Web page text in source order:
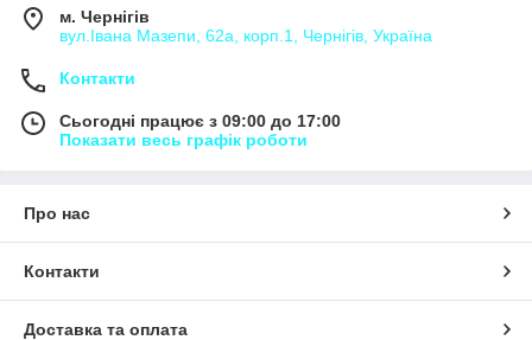
м. Чернігів
вул.Івана Мазепи, 62а, корп.1, Чернігів, Україна
Контакти
Сьогодні працює з 09:00 до 17:00
Показати весь графік роботи
Про нас
Контакти
Доставка та оплата